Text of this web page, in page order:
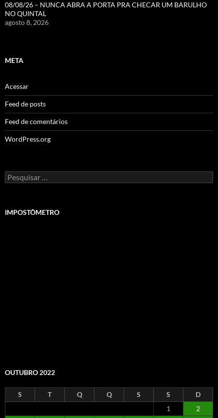
08/08/26 – NUNCA ABRA A PORTA PRA CHECAR UM BARULHO
NO QUINTAL
agosto 8, 2026
META
Acessar
Feed de posts
Feed de comentários
WordPress.org
Pesquisar
por:
IMPOSTÔMETRO
OUTUBRO 2022
S T Q Q S S
D
1
2